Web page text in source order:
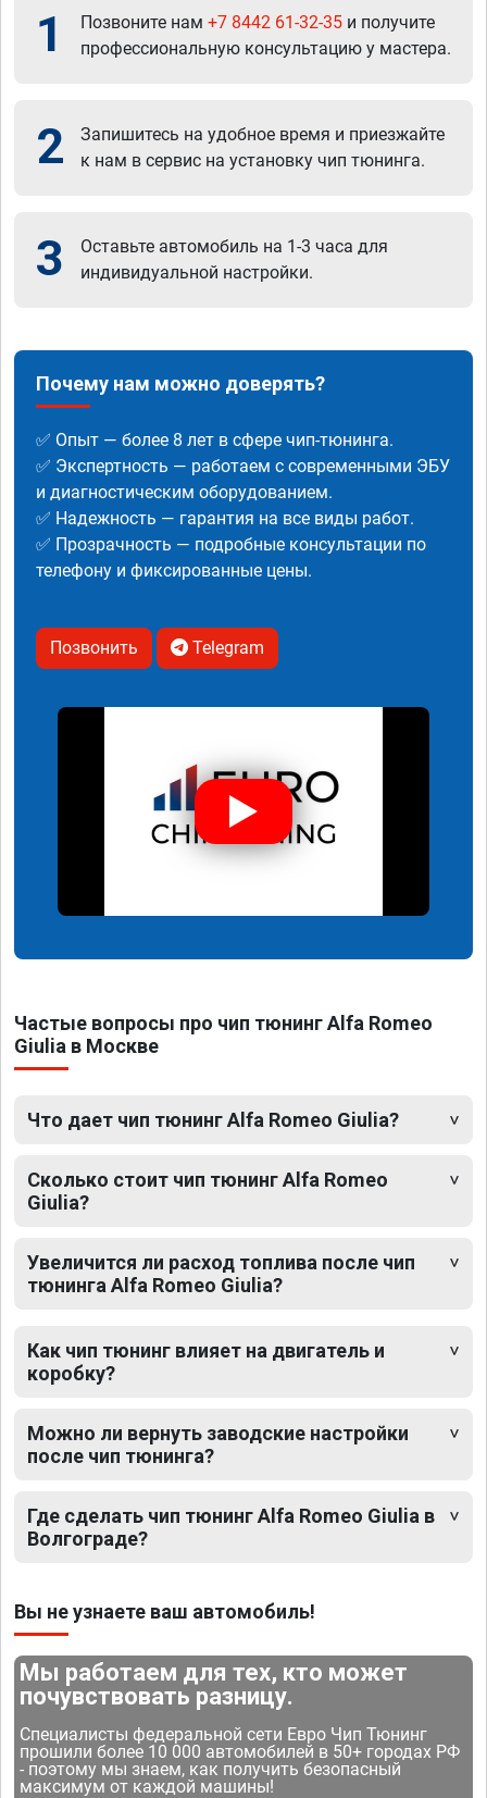
1 Позвоните нам +7 8442 61-32-35 и получите
профессиональную консультацию у мастера.
2
Запишитесь на удобное время и приезжайте
к нам в сервис на установку чип тюнинга.
3
Оставьте автомобиль на 1-3 часа для
индивидуальной настройки.
Почему нам можно доверять?
✅ Опыт — более 8 лет в сфере чип-тюнинга.
✅ Экспертность — работаем с современными ЭБУ
и диагностическим оборудованием.
✅ Надежность — гарантия на все виды работ.
✅ Прозрачность — подробные консультации по
телефону и фиксированные цены.
Позвонить Telegram
Частые вопросы про чип тюнинг Alfa Romeo
Giulia в Москве
Что дает чип тюнинг Alfa Romeo Giulia?
Сколько стоит чип тюнинг Alfa Romeo
Giulia?
Увеличится ли расход топлива после чип
тюнинга Alfa Romeo Giulia?
Как чип тюнинг влияет на двигатель и
коробку?
Можно ли вернуть заводские настройки
после чип тюнинга?
Где сделать чип тюнинг Alfa Romeo Giulia в
Волгограде?
Вы не узнаете ваш автомобиль!
Мы работаем для тех, кто может
почувствовать разницу.
Специалисты федеральной сети Евро Чип Тюнинг
прошили более 10 000 автомобилей в 50+ городах РФ
- поэтому мы знаем, как получить безопасный
максимум от каждой машины!